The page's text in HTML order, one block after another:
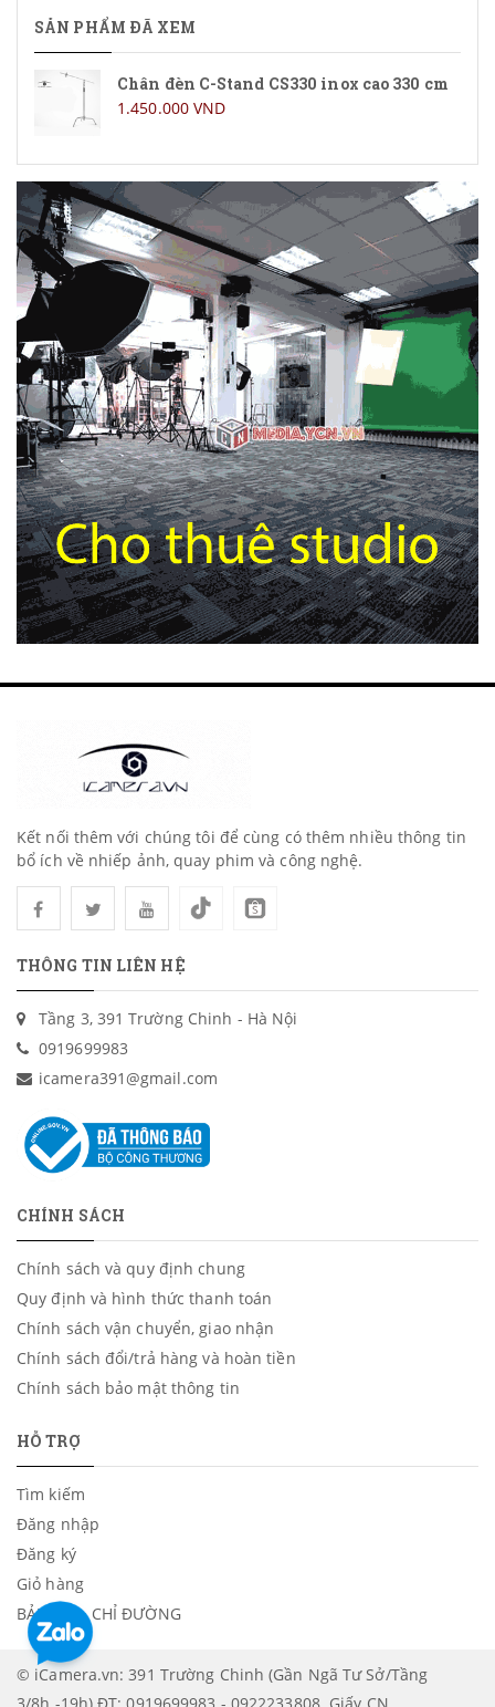
SẢN PHẨM ĐÃ XEM
Chân đèn C-Stand CS330 inox cao 330 cm
1.450.000 VND
Kết nối thêm với chúng tôi để cùng có thêm nhiều thông tin
bổ ích về nhiếp ảnh, quay phim và công nghệ.
THÔNG TIN LIÊN HỆ
Tầng 3, 391 Trường Chinh - Hà Nội
0919699983
icamera391@gmail.com
CHÍNH SÁCH
Chính sách và quy định chung
Quy định và hình thức thanh toán
Chính sách vận chuyển, giao nhận
Chính sách đổi/trả hàng và hoàn tiền
Chính sách bảo mật thông tin
HỖ TRỢ
Tìm kiếm
Đăng nhập
Đăng ký
Giỏ hàng
BẢN ĐỒ - CHỈ ĐƯỜNG
© iCamera.vn: 391 Trường Chinh (Gần Ngã Tư Sở/Tầng